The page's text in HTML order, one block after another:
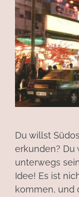
Du willst
erkunden? Du
unterwegs
Idee! Es ist
kommen, und